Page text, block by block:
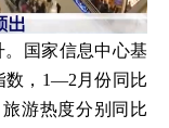
国家信息中心基
数，1—2月份同比
游热度分别同比